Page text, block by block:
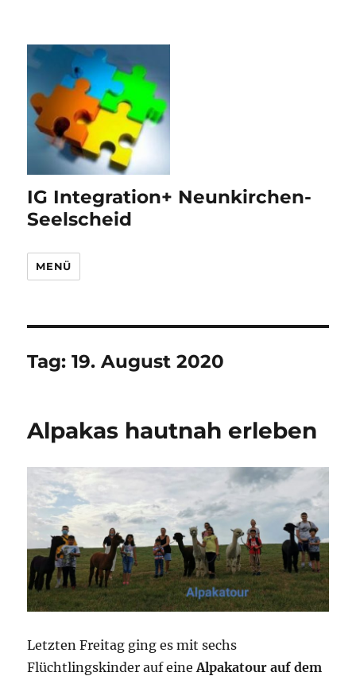
IG Integration+ Neunkirchen-
Seelscheid
MENÜ
Tag:19. August 2020
Alpakas hautnah erleben
Letzten Freitag ging es mit sechs
Flüchtlingskinder auf eineAlpakatour auf dem